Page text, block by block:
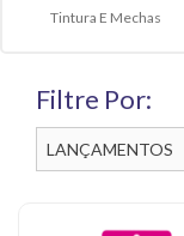
Tintura E Mechas
Filtre Por: